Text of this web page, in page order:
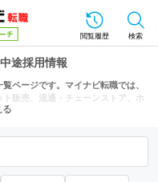
閲覧履歴 検索
途採用情報
ページです。マイナビ転職では、
販売、流通・チェーンストア、ホ
る